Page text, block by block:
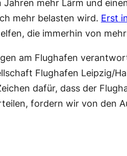
mehr Lärm und
mehr belasten wird. Erst
die immerhin von
am Flughafen
Flughafen Leipzig/
dafür, dass der
fordern wir von den